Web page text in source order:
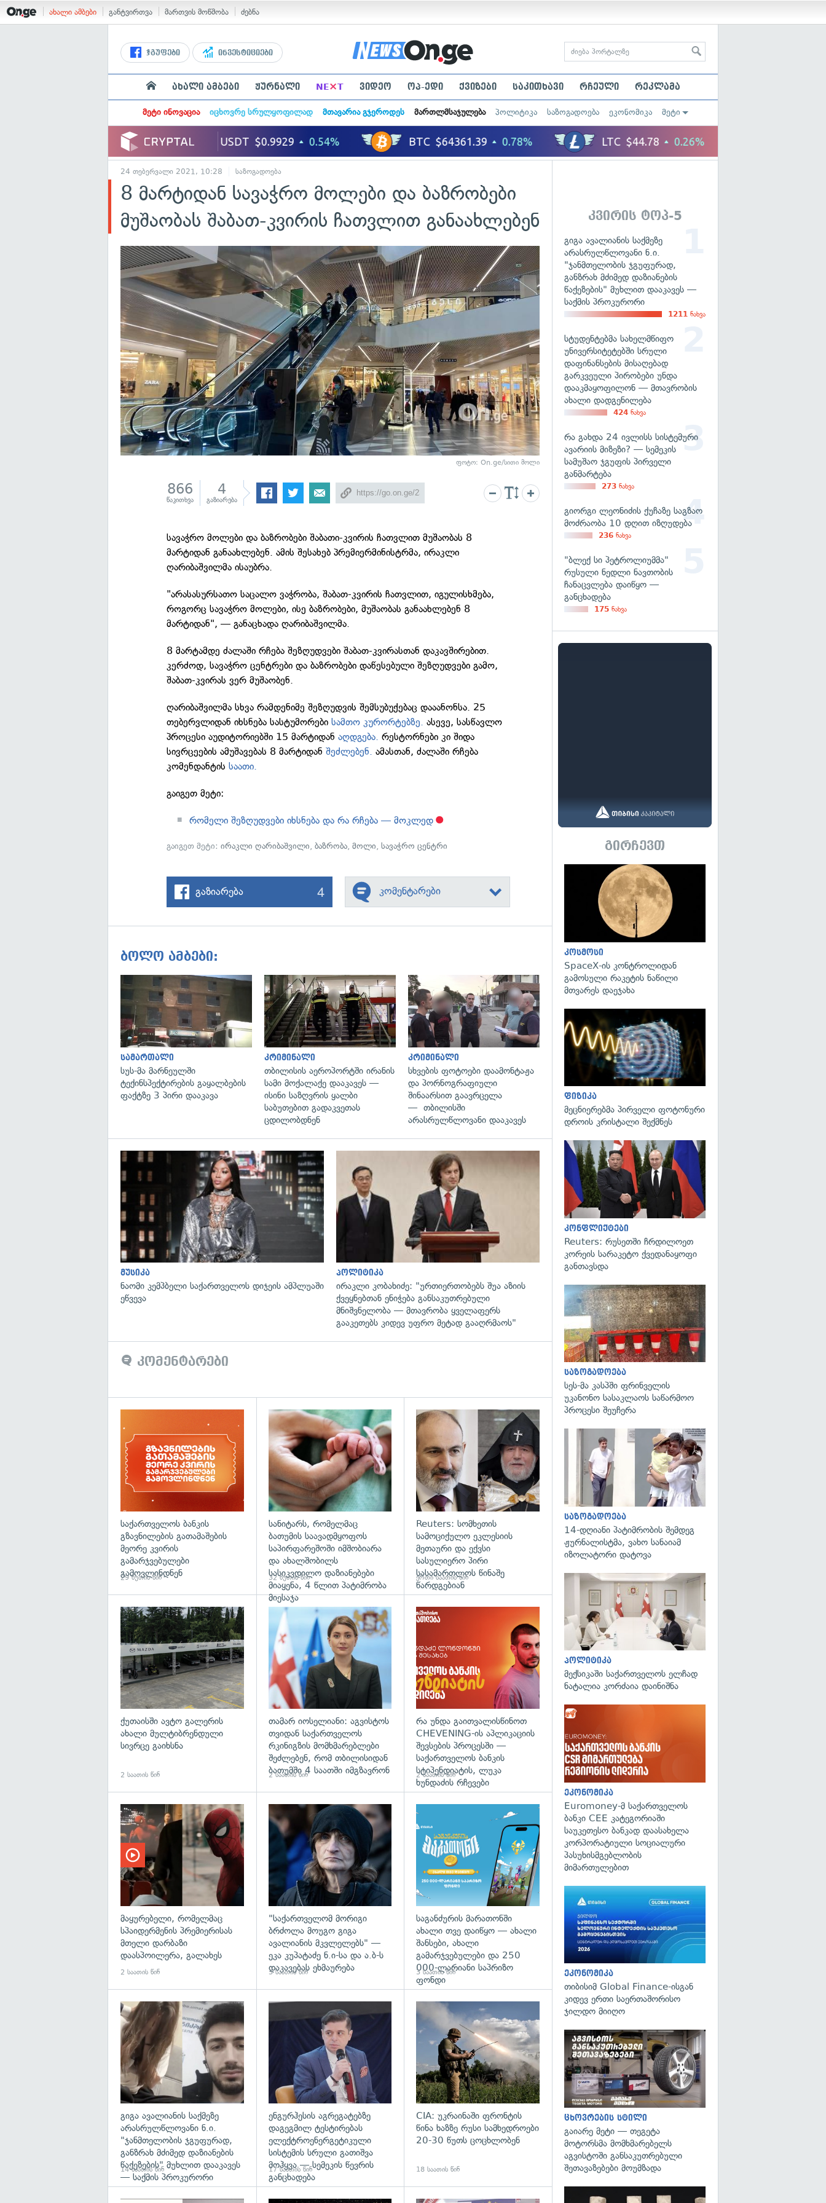
ახალი ამბები განტვირთვა მართვის მოწმობა ძებნა
ჯგუფები ინვესტიციები
ახალი ამბები ჟურნალი NE×T ვიდეო ოპ-ედი ქვიზები საკითხავი რჩეული რეკლამა
მეტი ინოვაცია იცხოვრე სრულყოფილად მთავარია გჯეროდეს მართლმსაჯულება პოლიტიკა საზოგადოება ეკონომიკა მეტი
24 თებერვალი 2021, 10:28 საზოგადოება
8 მარტიდან სავაჭრო მოლები და ბაზრობები
მუშაობას შაბათ-კვირის ჩათვლით განაახლებენ
ფოტო: On.ge/სითი მოლი
866
წაკითხვა
4
გაზიარება
სავაჭრო მოლები და ბაზრობები შაბათი-კვირის ჩათვლით მუშაობას 8
მარტიდან განაახლებენ. ამის შესახებ პრემიერმინისტრმა, ირაკლი
ღარიბაშვილმა ისაუბრა.
"არასასურსათო საცალო ვაჭრობა, შაბათ-კვირის ჩათვლით, იგულისხმება,
როგორც სავაჭრო მოლები, ისე ბაზრობები, მუშაობას განაახლებენ 8
მარტიდან", — განაცხადა ღარიბაშვილმა.
8 მარტამდე ძალაში რჩება შეზღუდვები შაბათ-კვირასთან დაკავშირებით.
კერძოდ, სავაჭრო ცენტრები და ბაზრობები დაწესებული შეზღუდვები გამო,
შაბათ-კვირას ვერ მუშაობენ.
ღარიბაშვილმა სხვა რამდენიმე შეზღუდვის შემსუბუქებაც დააანონსა. 25
თებერვლიდან იხსნება სასტუმორებისამთო კურორტებზე. ასევე, სასწავლო
პროცესი აუდიტორიებში 15 მარტიდანაღდგება. რესტორნები კი შიდა
სივრცეების ამუშავებას 8 მარტიდანშეძლებენ. ამასთან, ძალაში რჩება
კომენდანტისსაათი.
გაიგეთ მეტი:
რომელი შეზღუდვები იხსნება და რა რჩება — მოკლედ
გაიგეთ მეტი:ირაკლი ღარიბაშვილი,ბაზრობა,მოლი,სავაჭრო ცენტრი
გაზიარება 4 კომენტარები
ბოლო ამბები:
გადახედვა
სამართალი
სუს-მა მარნეულში
ტექინსპექტირების გაყალბების
ფაქტზე 3 პირი დააკავა
გადახედვა
კრიმინალი
თბილისის აეროპორტში ირანის
სამი მოქალაქე დააკავეს —
ისინი საზღვრის ყალბი
საბუთებით გადაკვეთას
ცდილობდნენ
გადახედვა
კრიმინალი
სხვების ფოტოები დაამონტაჟა
და პორნოგრაფიული
შინაარსით გაავრცელა
— თბილისში
არასრულწლოვანი დააკავეს
მუსიკა
ნაომი კემპბელი საქართველოს დიჯეის ამპლუაში
ეწვევა
გადახედვა
პოლიტიკა
ირაკლი კობახიძე: "ურთიერთობებს შუა აზიის
ქვეყნებთან ენიჭება განსაკუთრებული
მნიშვნელობა — მთავრობა ყველაფერს
გააკეთებს კიდევ უფრო მეტად გააღრმაოს"
კომენტარები
საქართველოს ბანკის
გზავნილების გათამაშების
მეორე კვირის
გამარჯვებულები
გამოვლინდნენ
29 წუთის წინ
გადახედვა
სანიტარს, რომელმაც
ბათუმის საავადმყოფოს
საპირფარეშოში იმშობიარა
და ახალშობილს
სასიკვდილო დაზიანებები
მიაყენა, 4 წლით პატიმრობა
მიესაჯა
32 წუთის წინ
Reuters: სომხეთის
სამოციქულო ეკლესიის
მეთაური და ექვსი
სასულიერო პირი
სასამართლოს წინაშე
წარდგებიან
ერთი საათის წინ
ქუთაისში ავტო გალერის
ახალი მულტიბრენდული
სივრცე გაიხსნა
2 საათის წინ
გადახედვა
თამარ იოსელიანი: აგვისტოს
თვიდან საქართველოს
რკინიგზის მომხმარებლები
შეძლებენ, რომ თბილისიდან
ბათუმში 4 საათში იმგზავრონ
2 საათის წინ
რა უნდა გაითვალისწინოთ
CHEVENING-ის აპლიკაციის
შევსების პროცესში —
საქართველოს ბანკის
სტიპენდიატის, ლუკა
ხუნდაძის რჩევები
2 საათის წინ
მაყურებელი, რომელმაც
სპაიდერმენის პრემიერისას
მთელი დარბაზი
დაასპოილერა, გალახეს
2 საათის წინ
"საქართველომ მორიგი
ბრძოლა მოუგო გიგა
ავალიანის მკვლელებს" —
ეკა კუპატაძე ნ.ი-სა და ა.ბ-ს
დაკავებას ეხმაურება
3 საათის წინ
საგანძურის მარათონში
ახალი თვე დაიწყო — ახალი
შანსები, ახალი
გამარჯვებულები და 250
000-ლარიანი საპრიზო
ფონდი
3 საათის წინ
გიგა ავალიანის საქმეზე
არასრულწლოვანი ნ.ი.
"ჯანმთელობის ჯგუფურად,
განზრახ მძიმედ დაზიანების
წაქეზების" მუხლით დააკავეს
— საქმის პროკურორი
14 საათის წინ
გადახედვა
ენგურჰესის აგრეგატებზე
დაგეგმილ ტესტირებას
ელექტროენერგეტიკული
სისტემის სრული გათიშვა
მოჰყვა — სემეკის წევრის
განცხადება
17 საათის წინ
გადახედვა
CIA: უკრაინაში ფრონტის
წინა ხაზზე რუსი სამხედროები
20-30 წუთს ცოცხლობენ
18 საათის წინ
კვირის ტოპ-5
გიგა ავალიანის საქმეზე
არასრულწლოვანი ნ.ი.
"ჯანმთელობის ჯგუფურად,
განზრახ მძიმედ დაზიანების
წაქეზების" მუხლით დააკავეს —
საქმის პროკურორი
1211 ნახვა
სტუდენტებმა სახელმწიფო
უნივერსიტეტებში სრული
დაფინანსების მისაღებად
გარკვეული პირობები უნდა
დააკმაყოფილონ — მთავრობის
ახალი დადგენილება
424 ნახვა
რა გახდა 24 ივლისს სისტემური
ავარიის მიზეზი? — სემეკის
სამუშაო ჯგუფის პირველი
განმარტება
273 ნახვა
გიორგი ლეონიძის ქუჩაზე საგზაო
მოძრაობა 10 დღით იზღუდება
236 ნახვა
"ბლექ სი პეტროლიუმმა"
რუსული ნედლი ნავთობის
ჩანაცვლება დაიწყო —
განცხადება
175 ნახვა
გირჩევთ
კოსმოსი
SpaceX-ის კონტროლიდან
გამოსული რაკეტის ნაწილი
მთვარეს დაეჯახა
ფიზიკა
მეცნიერებმა პირველი ფოტონური
დროის კრისტალი შექმნეს
კონფლიქტები
Reuters: რუსეთში ჩრდილოეთ
კორეის სარაკეტო ქვედანაყოფი
განთავსდა
საზოგადოება
სეს-მა კასპში ფრინველის
უკანონო სასაკლაოს საწარმოო
პროცესი შეუჩერა
საზოგადოება
14-დღიანი პატიმრობის შემდეგ
ჟურნალისტმა, ვახო სანაიამ
იზოლატორი დატოვა
პოლიტიკა
მექსიკაში საქართველოს ელჩად
ნატალია კორძაია დაინიშნა
ეკონომიკა
Euromoney-მ საქართველოს
ბანკი CEE კატეგორიაში
საუკეთესო ბანკად დაასახელა
კორპორატიული სოციალური
პასუხისმგებლობის
მიმართულებით
ეკონომიკა
თიბისიმ Global Finance-ისგან
კიდევ ერთი საერთაშორისო
ჯილდო მიიღო
ცხოვრების სტილი
გაიარე მეტი — თეგეტა
მოტორსმა მომხმარებელს
აგვისტოში განსაკუთრებული
შეთავაზებები მოუმზადა